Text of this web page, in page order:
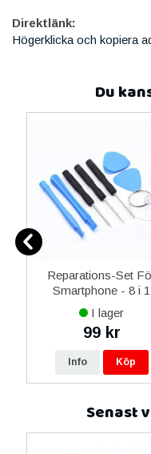
Direktlänk:
Högerklicka och kopiera
Du
Reparations-Set
Smartphone - 8 i 1
I lager
99 kr
Info Köp
Senast